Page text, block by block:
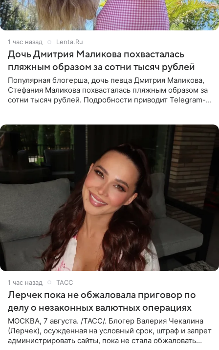
1 час назад Lenta.Ru
Дочь Дмитрия Маликова похвасталась
пляжным образом за сотни тысяч рублей
Популярная блогерша, дочь певца Дмитрия Маликова,
Стефания Маликова похвасталась пляжным образом за
сотни тысяч рублей. Подробности приводит Telegram-
1 час назад ТАСС
Лерчек пока не обжаловала приговор по
делу о незаконных валютных операциях
МОСКВА, 7 августа. /ТАСС/. Блогер Валерия Чекалина
(Лерчек), осужденная на условный срок, штраф и запрет
администрировать сайты, пока не стала обжаловать